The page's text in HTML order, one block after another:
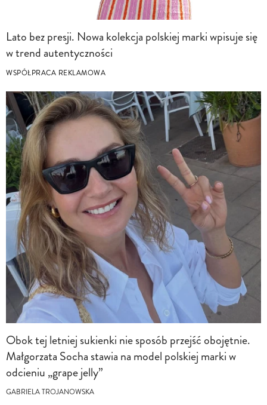
Lato bez presji. Nowa kolekcja polskiej marki wpisuje się
w trend autentyczności
WSPÓŁPRACA REKLAMOWA
Obok tej letniej sukienki nie sposób przejść obojętnie.
Małgorzata Socha stawia na model polskiej marki w
odcieniu „grape jelly”
GABRIELA TROJANOWSKA